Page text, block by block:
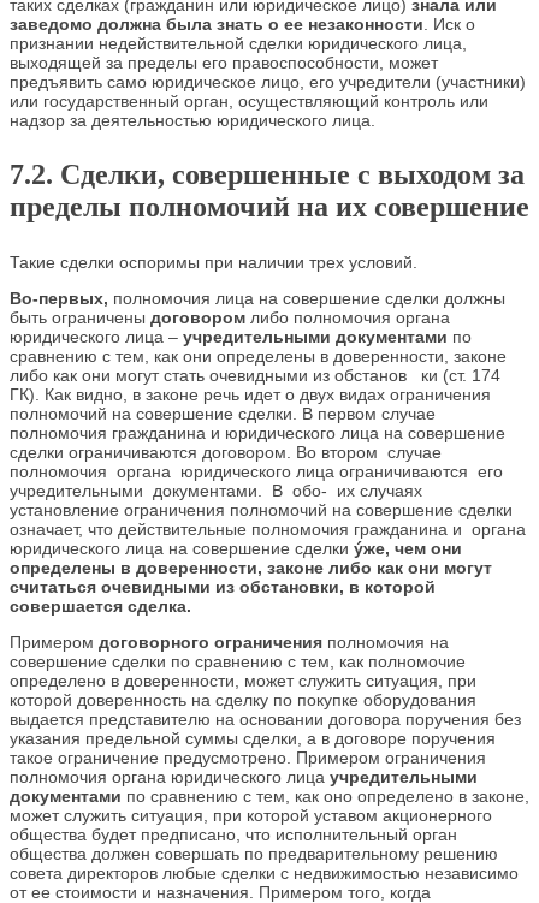
таких сделках (гражданин или юридическое лицо) знала или
заведомо должна была знать о ее незаконности . Иск о
признании недействительной сделки юридического лица,
выходящей за пределы его правоспособности, может
предъявить само юридическое лицо, его учредители (участники)
или государственный орган, осуществляющий контроль или
надзор за деятельностью юридического лица.
7.2. Сделки, совершенные с выходом за
пределы полномочий на их совершение
Такие сделки оспоримы при наличии трех условий.
Во-первых, полномочия лица на совершение сделки должны
быть ограничены договором либо полномочия органа
юридического лица – учредительными документами по
сравнению с тем, как они определены в доверенности, законе
либо как они могут стать очевидными из обстанов ки (ст. 174
ГК). Как видно, в законе речь идет о двух видах ограничения
полномочий на совершение сделки. В первом случае
полномочия гражданина и юридического лица на совершение
сделки ограничиваются договором. Во втором случае
полномочия органа юридического лица ограничиваются его
учредительными документами. В обо- их случаях
установление ограничения полномочий на совершение сделки
означает, что действительные полномочия гражданина и органа
юридического лица на совершение сделки ýже, чем они
определены в доверенности, законе либо как они могут
считаться очевидными из обстановки, в которой
совершается сделка.
Примером договорного ограничения полномочия на
совершение сделки по сравнению с тем, как полномочие
определено в доверенности, может служить ситуация, при
которой доверенность на сделку по покупке оборудования
выдается представителю на основании договора поручения без
указания предельной суммы сделки, а в договоре поручения
такое ограничение предусмотрено. Примером ограничения
полномочия органа юридического лица учредительными
документами по сравнению с тем, как оно определено в законе,
может служить ситуация, при которой уставом акционерного
общества будет предписано, что исполнительный орган
общества должен совершать по предварительному решению
совета директоров любые сделки с недвижимостью независимо
от ее стоимости и назначения. Примером того, когда